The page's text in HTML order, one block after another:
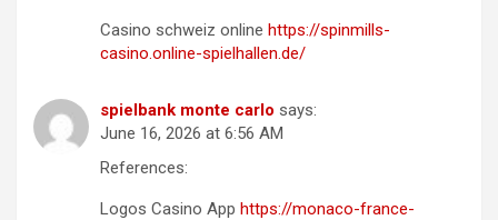
Casino schweiz online https://spinmills-
casino.online-spielhallen.de/
spielbank monte carlo says:
June 16, 2026 at 6:56 AM
References:
Logos Casino App https://monaco-france-